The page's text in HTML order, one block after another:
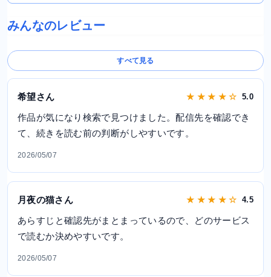
みんなのレビュー
すべて見る
希望さん ★ ★ ★ ★ ☆ 5.0
作品が気になり検索で見つけました。配信先を確認でき
て、続きを読む前の判断がしやすいです。
2026/05/07
月夜の猫さん ★ ★ ★ ★ ☆ 4.5
あらすじと確認先がまとまっているので、どのサービス
で読むか決めやすいです。
2026/05/07